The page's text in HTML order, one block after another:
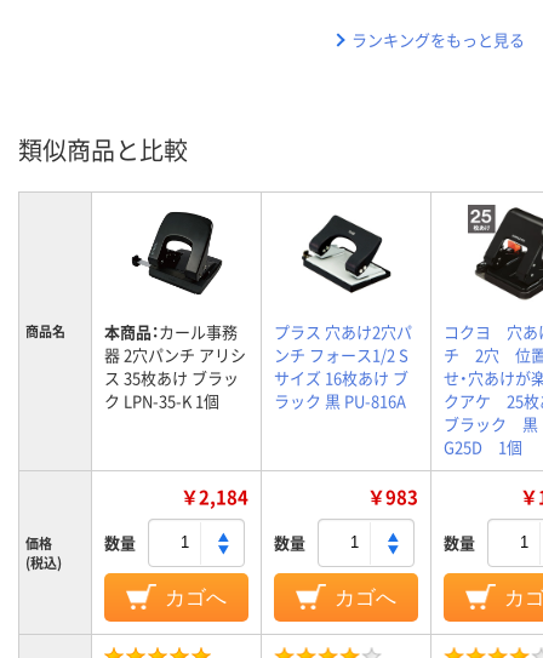
ランキングをもっと見る
類似商品と比較
商品名 本商品：カール事務
器 2穴パンチ アリシ
ス 35枚あけ ブラッ
ク LPN-35-K 1個
プラス 穴あけ2穴パ
ンチ フォース1/2 S
サイズ 16枚あけ ブ
ラック 黒 PU-816A
コクヨ 穴あ
チ 2穴 位
せ・穴あけが
クアケ 25
ブラック
G25D 1個
価格
(税込)
￥2,184
数量
カゴへ
￥983
数量
カゴへ
数量
カ